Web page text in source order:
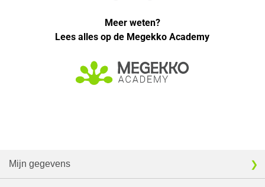
Meer weten?
Lees alles op de Megekko Academy
Mijn gegevens